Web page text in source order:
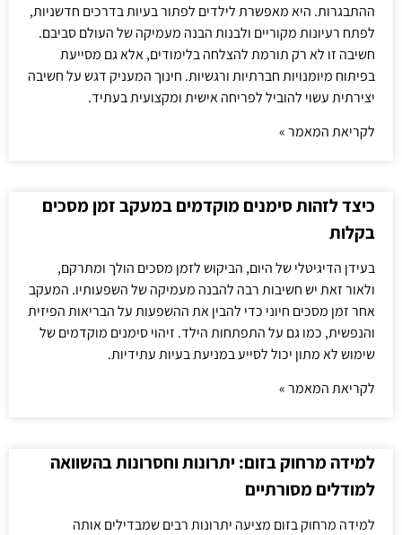
ההתבגרות. היא מאפשרת לילדים לפתור בעיות בדרכים חדשניות,
לפתח רעיונות מקוריים ולבנות הבנה מעמיקה של העולם סביבם.
חשיבה זו לא רק תורמת להצלחה בלימודים, אלא גם מסייעת
בפיתוח מיומנויות חברתיות ורגשיות. חינוך המעניק דגש על חשיבה
יצירתית עשוי להוביל לפריחה אישית ומקצועית בעתיד.
לקריאת המאמר »
כיצד לזהות סימנים מוקדמים במעקב זמן מסכים
בקלות
בעידן הדיגיטלי של היום, הביקוש לזמן מסכים הולך ומתרקם,
ולאור זאת יש חשיבות רבה להבנה מעמיקה של השפעותיו. המעקב
אחר זמן מסכים חיוני כדי להבין את ההשפעות על הבריאות הפיזית
והנפשית, כמו גם על התפתחות הילד. זיהוי סימנים מוקדמים של
שימוש לא מתון יכול לסייע במניעת בעיות עתידיות.
לקריאת המאמר »
למידה מרחוק בזום: יתרונות וחסרונות בהשוואה
למודלים מסורתיים
למידה מרחוק בזום מציעה יתרונות רבים שמבדילים אותה